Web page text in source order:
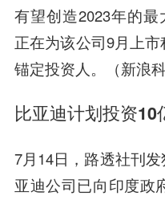
有望创造2023年的
正在为该公司9月上
锚定投资人。（新浪科
比亚迪计划投资10
7月14日，路透社刊
亚迪公司已向印度政